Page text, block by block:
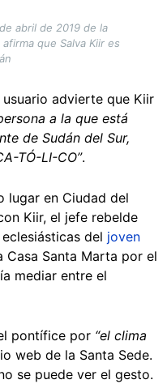
abril de 2019 de la
que Salva Kiir es
advierte que Kiir
a la que está
de Sudán del Sur,
TÓ-LI-CO”.
lugar en Ciudad del
Kiir, el jefe rebelde
del joven
Casa Santa Marta por el
mediar entre el
pontífice por “el clima
web de la Santa Sede.
se puede ver el gesto.